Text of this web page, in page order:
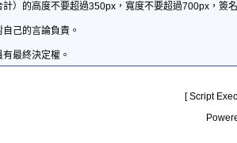
）的高度不要超過350px，寬度不要超過700px，簽
己的言論負責。
最終決定權。
[ Script